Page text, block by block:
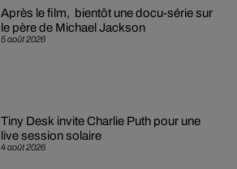
5 août 2026
Après le film, bientôt une docu-série sur
le père de Michael Jackson
4 août 2026
Tiny Desk invite Charlie Puth pour une
live session solaire